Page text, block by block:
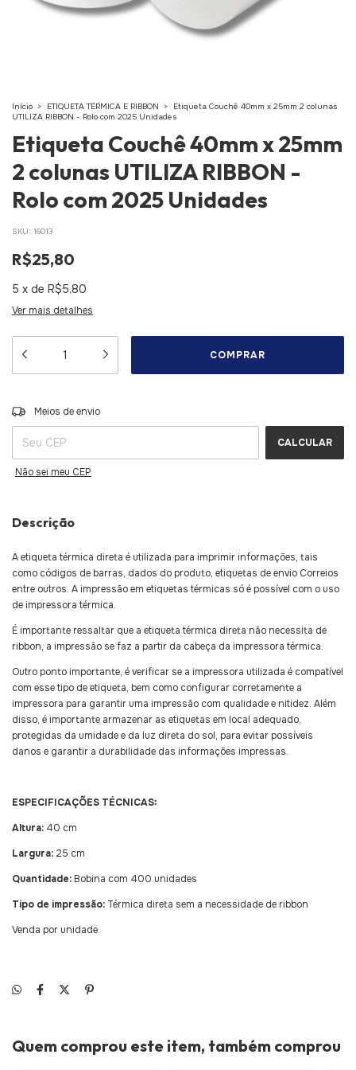
Início > ETIQUETA TÉRMICA E RIBBON >
Etiqueta Couchê 40mm x 25mm 2 colunas
UTILIZA RIBBON - Rolo com 2025 Unidades
Etiqueta Couchê 40mm x 25mm
2 colunas UTILIZA RIBBON -
Rolo com 2025 Unidades
SKU: 16013
R$25,80
5 x de R$5,80
Ver mais detalhes
Entregas para o CEP:
Meios de envio
CALCULAR
Não sei meu CEP
Descrição
A etiqueta térmica direta é utilizada para imprimir informações, tais
como códigos de barras, dados do produto, etiquetas de envio Correios
entre outros. A impressão em etiquetas térmicas só é possível com o uso
de impressora térmica.
É importante ressaltar que a etiqueta térmica direta não necessita de
ribbon, a impressão se faz a partir da cabeça da impressora térmica.
Outro ponto importante, é verificar se a impressora utilizada é compatível
com esse tipo de etiqueta, bem como configurar corretamente a
impressora para garantir uma impressão com qualidade e nitidez. Além
disso, é importante armazenar as etiquetas em local adequado,
protegidas da umidade e da luz direta do sol, para evitar possíveis
danos e garantir a durabilidade das informações impressas.
ESPECIFICAÇÕES TÉCNICAS:
Altura: 40 cm
Largura: 25 cm
Quantidade: Bobina com 400 unidades
Tipo de impressão: Térmica direta sem a necessidade de ribbon
Venda por unidade.
Quem comprou este item, também comprou